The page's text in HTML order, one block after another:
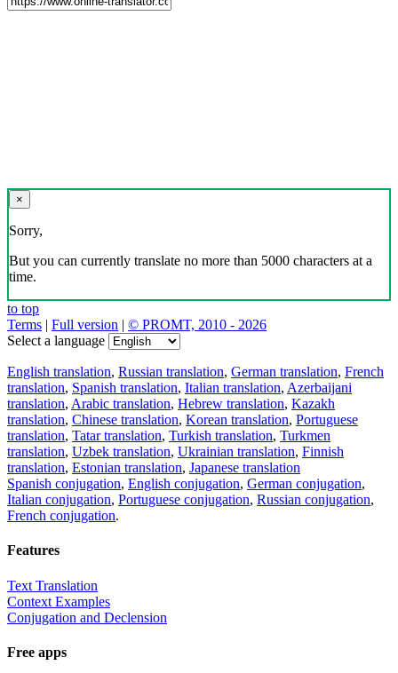
×
Sorry,
But you can currently translate no more than 5000 characters at a
time.
to top
Terms | Full version | © PROMT, 2010 - 2026
Select a language
English translation, Russian translation, German translation, French
translation, Spanish translation, Italian translation, Azerbaijani
translation, Arabic translation, Hebrew translation, Kazakh
translation, Chinese translation, Korean translation, Portuguese
translation, Tatar translation, Turkish translation, Turkmen
translation, Uzbek translation, Ukrainian translation, Finnish
translation, Estonian translation, Japanese translation
Spanish conjugation, English conjugation, German conjugation,
Italian conjugation, Portuguese conjugation, Russian conjugation,
French conjugation.
Features
Text Translation
Context Examples
Conjugation and Declension
Free apps